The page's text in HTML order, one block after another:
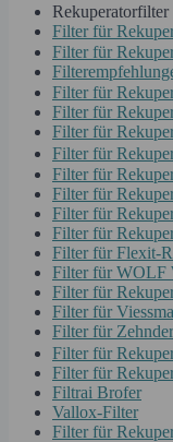
Rekuperatorfilter
Filter für
Filter für
Filter für
Filter für
Filter für
Filter für
Filter für
Filter für
Filter für
Filter für
Filter für Flexit-
Filter für WOLF
Filter für
Filter für
Filter für
Filter für
Filter für
Filtrai Brofer
Vallox-Filter
Filter für